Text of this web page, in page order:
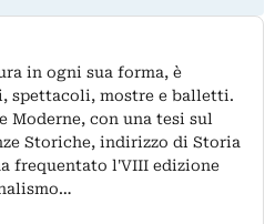
in ogni sua forma, è
spettacoli, mostre e balletti.
Moderne, con una tesi sul
Storiche, indirizzo di Storia
frequentato l'VIII edizione